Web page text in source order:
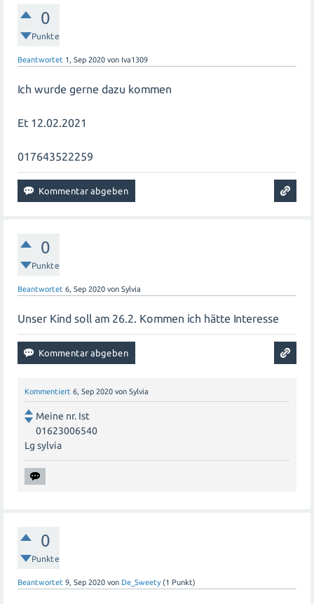
0
Punkte
Beantwortet 1, Sep 2020 von Iva1309
Ich wurde gerne dazu kommen
Et 12.02.2021
017643522259
0
Punkte
Beantwortet 6, Sep 2020 von Sylvia
Unser Kind soll am 26.2. Kommen ich hätte Interesse
Kommentiert 6, Sep 2020 von Sylvia
Meine nr. Ist
01623006540
Lg sylvia
0
Punkte
Beantwortet 9, Sep 2020 von De_Sweety (1 Punkt)